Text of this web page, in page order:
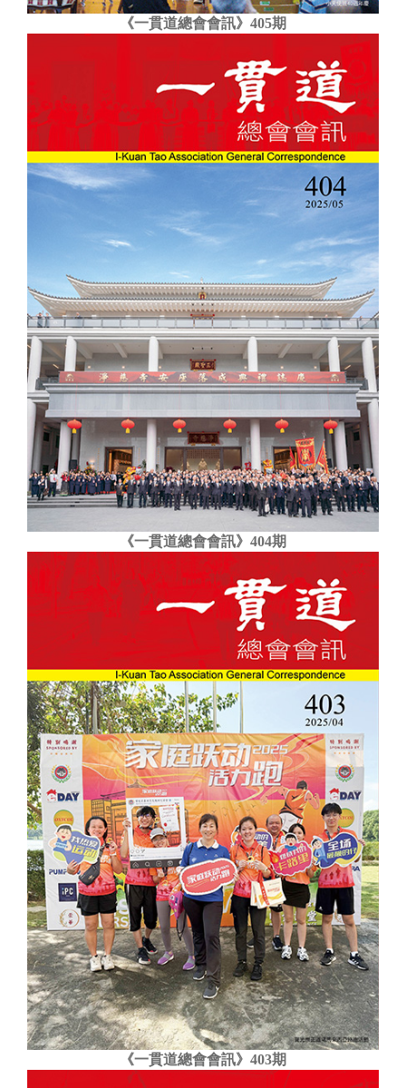
《一貫道總會會訊》405期
《一貫道總會會訊》404期
《一貫道總會會訊》403期